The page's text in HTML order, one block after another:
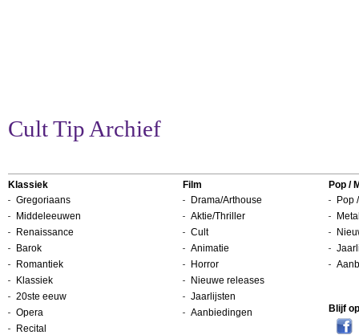
Cult Tip Archief
Klassiek
Gregoriaans
Middeleeuwen
Renaissance
Barok
Romantiek
Klassiek
20ste eeuw
Opera
Recital
Film
Drama/Arthouse
Aktie/Thriller
Cult
Animatie
Horror
Nieuwe releases
Jaarlijsten
Aanbiedingen
Pop /
Pop
Blijf